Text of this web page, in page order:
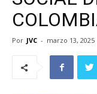
Por JVC - marzo 13, 2025